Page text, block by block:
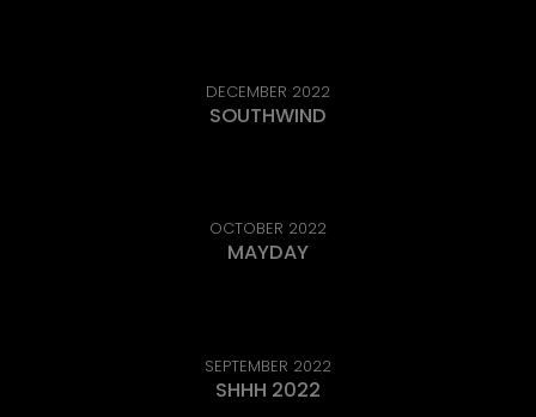
DECEMBER 2022
SOUTHWIND
OCTOBER 2022
MAYDAY
SEPTEMBER 2022
SHHH 2022